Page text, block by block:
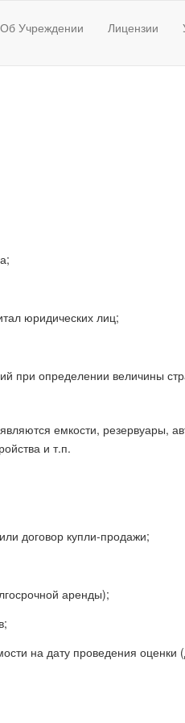
Об Учреждении Лицензии
юридических лиц;
при определении величины
емкости, резервуары,
и т.п.
договор купли-продажи;
аренды);
на дату проведения оценки